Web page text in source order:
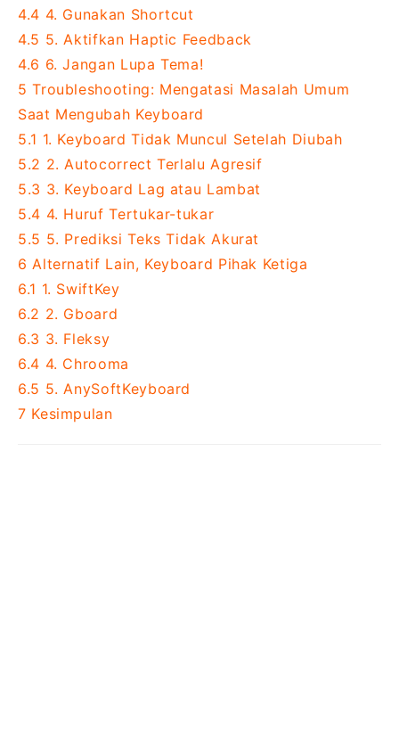
4.4 4. Gunakan Shortcut
4.5 5. Aktifkan Haptic Feedback
4.6 6. Jangan Lupa Tema!
5 Troubleshooting: Mengatasi Masalah Umum
Saat Mengubah Keyboard
5.1 1. Keyboard Tidak Muncul Setelah Diubah
5.2 2. Autocorrect Terlalu Agresif
5.3 3. Keyboard Lag atau Lambat
5.4 4. Huruf Tertukar-tukar
5.5 5. Prediksi Teks Tidak Akurat
6 Alternatif Lain, Keyboard Pihak Ketiga
6.1 1. SwiftKey
6.2 2. Gboard
6.3 3. Fleksy
6.4 4. Chrooma
6.5 5. AnySoftKeyboard
7 Kesimpulan